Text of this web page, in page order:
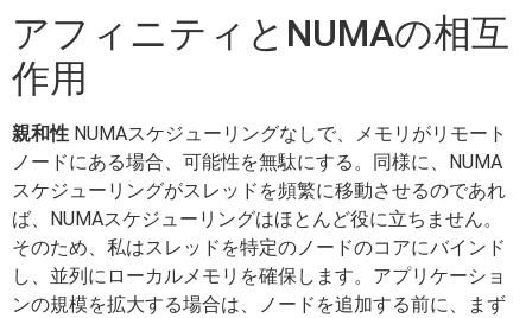
アフィニティとNUMAの相互
作用
親和性 NUMAスケジューリングなしで、メモリがリモート
ノードにある場合、可能性を無駄にする。同様に、NUMA
スケジューリングがスレッドを頻繁に移動させるのであれ
ば、NUMAスケジューリングはほとんど役に立ちません。
そのため、私はスレッドを特定のノードのコアにバインド
し、並列にローカルメモリを確保します。アプリケーショ
ンの規模を拡大する場合は、ノードを追加する前に、まず